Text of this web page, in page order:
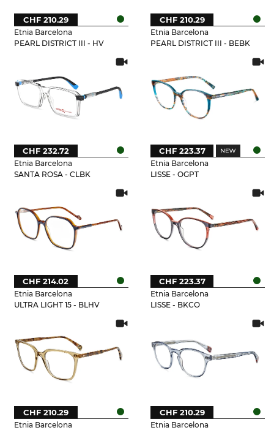
Etnia Barcelona
PEARL DISTRICT III - HV
CHF 210.29
Etnia Barcelona
PEARL DISTRICT III - BEBK
CHF 210.29
Etnia Barcelona
SANTA ROSA - CLBK
CHF 232.72
Etnia Barcelona
LISSE - OGPT
CHF 223.37
Etnia Barcelona
ULTRA LIGHT 15 - BLHV
CHF 214.02
Etnia Barcelona
LISSE - BKCO
CHF 223.37
Etnia Barcelona
CHF 210.29
Etnia Barcelona
CHF 210.29